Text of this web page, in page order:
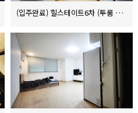
(입주완료) 힐스테이트6차 (투룸 전세 3.1억)